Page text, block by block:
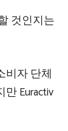
것인지는
비자 단체
Euractiv